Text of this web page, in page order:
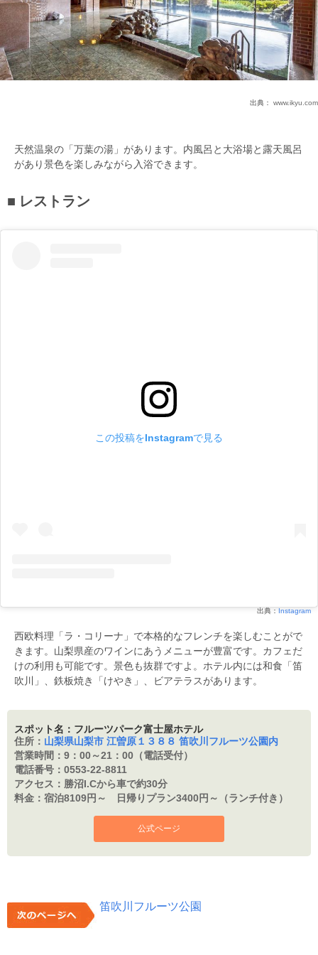
出典： www.ikyu.com
天然温泉の「万葉の湯」があります。内風呂と大浴場と露天風呂
があり景色を楽しみながら入浴できます。
レストラン
この投稿をInstagramで見る
出典： Instagram
西欧料理「ラ・コリーナ」で本格的なフレンチを楽しむことがで
きます。山梨県産のワインにあうメニューが豊富です。カフェだ
けの利用も可能です。景色も抜群ですよ。ホテル内には和食「笛
吹川」、鉄板焼き「けやき」、ビアテラスがあります。
スポット名：フルーツパーク富士屋ホテル
住所： 山梨県山梨市 江曽原１３８８ 笛吹川フルーツ公園内
営業時間： 9：00～21：00（電話受付）
電話番号： 0553-22-8811
アクセス： 勝沼I.Cから車で約30分
料金： 宿泊8109円～ 日帰りプラン3400円～（ランチ付き）
公式ページ
笛吹川フルーツ公園